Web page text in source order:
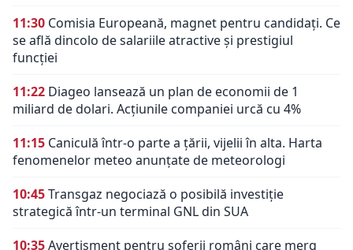
11:30 Comisia Europeană, magnet pentru candidați. Ce
se află dincolo de salariile atractive și prestigiul
funcției
11:22 Diageo lansează un plan de economii de 1
miliard de dolari. Acțiunile companiei urcă cu 4%
11:15 Caniculă într-o parte a țării, vijelii în alta. Harta
fenomenelor meteo anunțate de meteorologi
10:45Transgaz negociază o posibilă investiție
strategică într-un terminal GNL din SUA
10:35Avertisment pentru șoferii români care merg